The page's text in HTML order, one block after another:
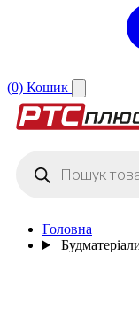
(0) Кошик
search
Головна